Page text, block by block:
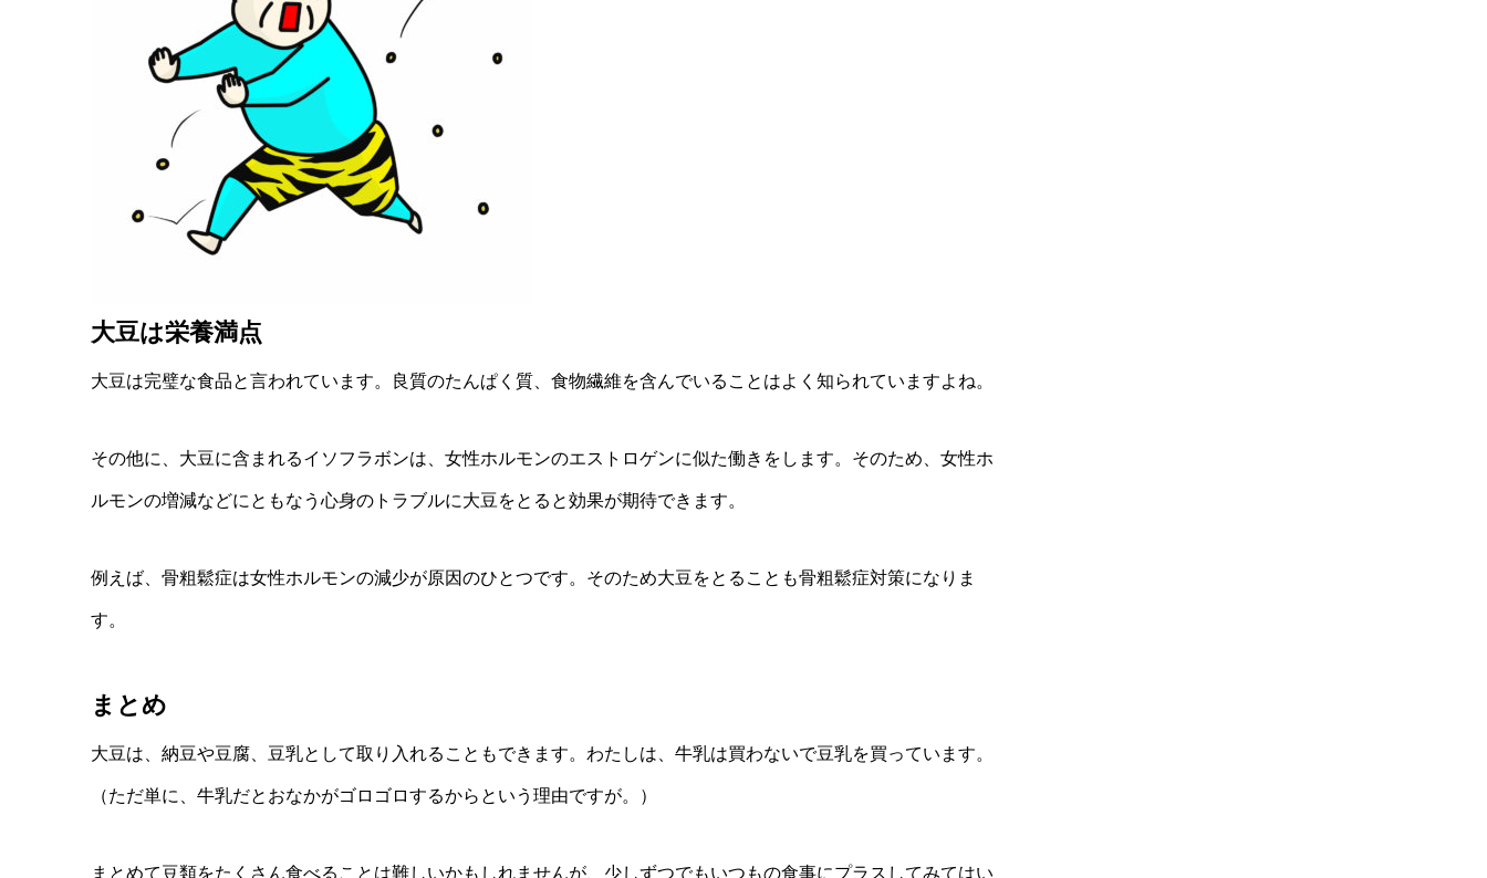
大豆は栄養満点
大豆は完璧な食品と言われています。良質のたんぱく質、食物繊維を含んでいることはよく知られていますよね。
その他に、大豆に含まれるイソフラボンは、女性ホルモンのエストロゲンに似た働きをします。そのため、女性ホ
ルモンの増減などにともなう心身のトラブルに大豆をとると効果が期待できます。
例えば、骨粗鬆症は女性ホルモンの減少が原因のひとつです。そのため大豆をとることも骨粗鬆症対策になりま
す。
まとめ
大豆は、納豆や豆腐、豆乳として取り入れることもできます。わたしは、牛乳は買わないで豆乳を買っています。
（ただ単に、牛乳だとおなかがゴロゴロするからという理由ですが。）
まとめて豆類をたくさん食べることは難しいかもしれませんが、少しずつでもいつもの食事にプラスしてみてはい